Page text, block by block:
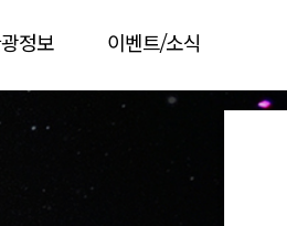
정보 이벤트/소식